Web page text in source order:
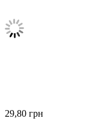
29,80 грн